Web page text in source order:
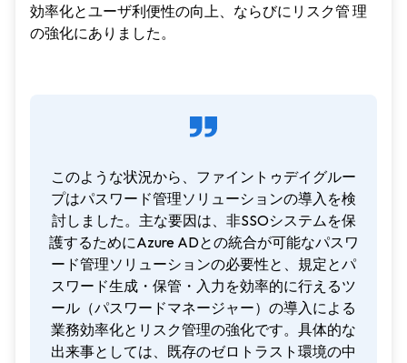
効率化とユーザ利便性の向上、ならびにリスク管 理
の強化にありました。
このような状況から、ファイントゥデイグルー
プはパスワード管理ソリューションの導入を検
討しました。主な要因は、非SSOシステムを保
護するためにAzure ADとの統合が可能なパスワ
ード管理ソリューションの必要性と、規定とパ
スワード生成・保管・入力を効率的に行えるツ
ール（パスワードマネージャー）の導入による
業務効率化とリスク管理の強化です。具体的な
出来事としては、既存のゼロトラスト環境の中